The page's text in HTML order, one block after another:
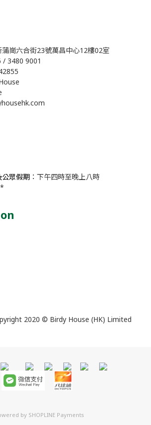
崗六合街23號萬昌中心12樓02室
/ 3480 9001
公眾假期 ：下午四時至晚上八時
2020 © Birdy House (HK) Limited
by SHOPLINE Payments